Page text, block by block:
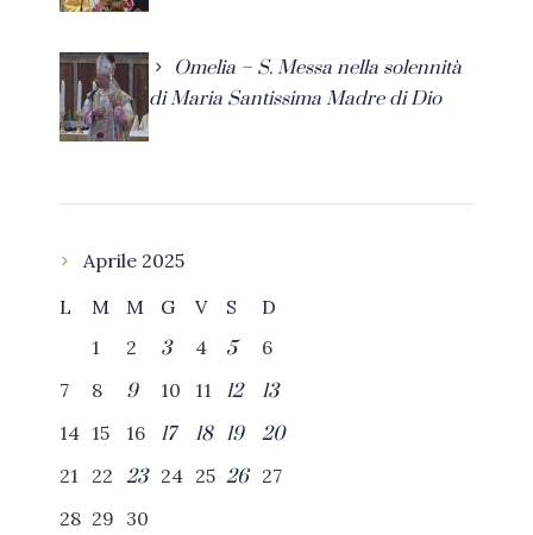
Omelia – S. Messa nella solennità
di Maria Santissima Madre di Dio
Aprile 2025
L
M M G V S
D
1
2 3 4 5
6
7
8 9 10 11 12
13
14 15 16 17 18 19
20
21
22 23 24 25 26 27
28 29 30